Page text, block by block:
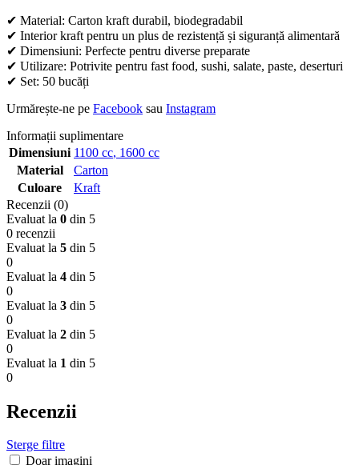
✔ Material: Carton kraft durabil, biodegradabil
✔ Interior kraft pentru un plus de rezistență și siguranță alimentară
✔ Dimensiuni: Perfecte pentru diverse preparate
✔ Utilizare: Potrivite pentru fast food, sushi, salate, paste, deserturi
✔ Set: 50 bucăți
Urmărește-ne pe Facebook sau Instagram
Informații suplimentare
Dimensiuni 1100 cc, 1600 cc
Material
Carton
Culoare
Kraft
Recenzii (0)
Evaluat la 0 din 5
0 recenzii
Evaluat la 5 din 5
0
Evaluat la 4 din 5
0
Evaluat la 3 din 5
0
Evaluat la 2 din 5
0
Evaluat la 1 din 5
0
Recenzii
Sterge filtre
Doar imagini